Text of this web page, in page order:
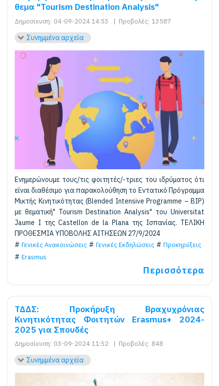
θεμα "Tourism Destination Analysis"
Δημοσίευση: 04-09-2024 14:53 | Προβολές: 13587
Συνημμένα αρχεία
Eνημερώνουμε τους/τις φοιτητές/-τριες του ιδρύματος ότι
είναι διαθέσιμο για παρακολούθηση το Εντατικό Πρόγραμμα
Μικτής Κινητικότητας (Blended Intensive Programme – BIP)
με θεματική" Tourism Destination Analysis" του Universitat
Jaume I της Castellon de la Plana της Ισπανίας. ΤΕΛΙΚΗ
ΠΡΟΘΕΣΜΙΑ ΥΠΟΒΟΛΗΣ ΑΙΤΗΣΕΩΝ 27/9/2024
Γενικές Ανακοινώσεις
Γενικές Εκδηλώσεις
Προκηρύξεις
Erasmus
Περισσότερα
ΤΔΔΣ: Προκήρυξη Βραχυχρόνιας
Kινητικότητας Φοιτητών Erasmus+ 2024-
2025 για Σπουδές
Δημοσίευση: 03-09-2024 11:52 | Προβολές: 848
Συνημμένα αρχεία